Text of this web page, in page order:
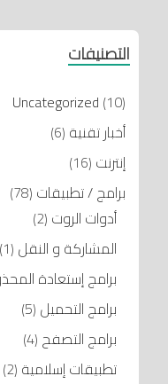
التصنيفات
Uncategorized (10)
أخبار تقنية (6)
إنترنت (16)
برامج / تطبيقات (78)
أدوات الروت (2)
المشاركة و النقل (1)
برامج إستعادة
برامج التحميل (5)
برامج التصفح (4)
تطبيقات إسلامية (2)